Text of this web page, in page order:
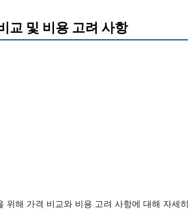
교 및 비용 고려 사항
위해 가격 비교와 비용 고려 사항에 대해 자세히